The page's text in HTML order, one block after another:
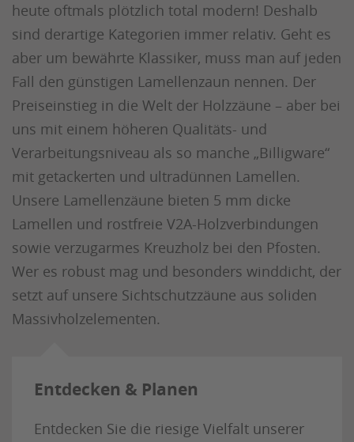
heute oftmals plötzlich total modern! Deshalb
sind derartige Kategorien immer relativ. Geht es
aber um bewährte Klassiker, muss man auf jeden
Fall den günstigen Lamellenzaun nennen. Der
Preiseinstieg in die Welt der Holzzäune – aber bei
uns mit einem höheren Qualitäts- und
Verarbeitungsniveau als so manche „Billigware“
mit getackerten und ultradünnen Lamellen.
Unsere Lamellenzäune bieten 5 mm dicke
Lamellen und rostfreie V2A-Holzverbindungen
sowie verzugarmes Kreuzholz bei den Pfosten.
Wer es robust mag und besonders winddicht, der
setzt auf unsere Sichtschutzzäune aus soliden
Massivholzelementen.
Entdecken & Planen
Entdecken Sie die riesige Vielfalt unserer